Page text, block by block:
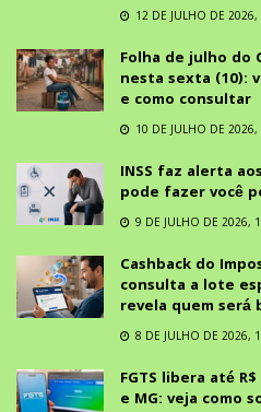
12 DE JULHO DE
Folha de julho do
nesta sexta (10):
e como consultar
10 DE JULHO DE
INSS faz alerta
pode fazer você
9 DE JULHO DE 2026,
Cashback do
consulta a lote
revela quem será
8 DE JULHO DE 2026,
FGTS libera até
e MG: veja como